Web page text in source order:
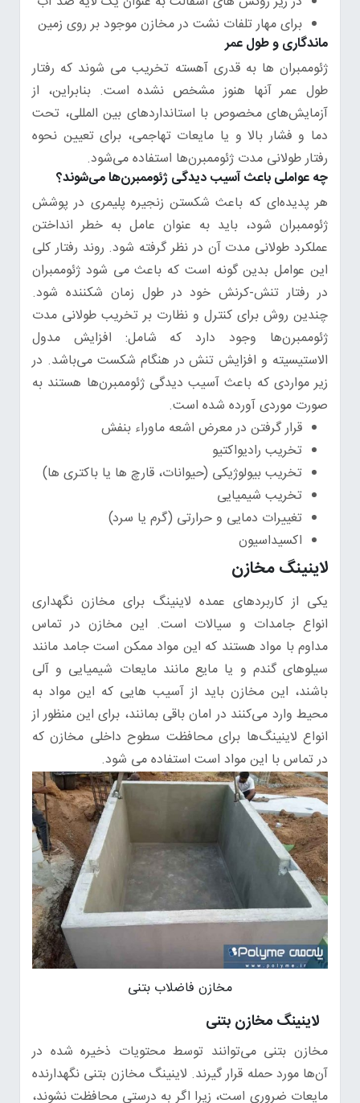
برای مهار تلفات نشت در مخازن موجود بر روی زمین
ماندگاری و طول عمر
ژئوممبران ها به قدری آهسته تخریب می شوند که رفتار
طول عمر آنها هنوز مشخص نشده است. بنابراین، از
آزمایش‌های مخصوص با استانداردهای بین المللی، تحت
دما و فشار بالا و یا مایعات تهاجمی، برای تعیین نحوه
رفتار طولانی مدت ژئوممبرن‌ها استفاده می‌شود.
چه عواملی باعث آسیب دیدگی ژئوممبرن‌ها می‌شوند؟
هر پدیده‌ای که باعث شکستن زنجیره پلیمری در پوشش
ژئوممبران شود، باید به عنوان عامل به خطر انداختن
عملکرد طولانی مدت آن در نظر گرفته شود. روند رفتار کلی
این عوامل بدین گونه است که باعث می شود ژئوممبران
در رفتار تنش-کرنش خود در طول زمان شکننده شود.
چندین روش برای کنترل و نظارت بر تخریب طولانی مدت
ژئوممبرن‌ها وجود دارد که شامل: افزایش مدول
الاستیسیته و افزایش تنش در هنگام شکست می‌باشد. در
زیر مواردی که باعث آسیب دیدگی ژئوممبرن‌ها هستند به
صورت موردی آورده شده است.
قرار گرفتن در معرض اشعه ماوراء بنفش
تخریب رادیواکتیو
تخریب بیولوژیکی (حیوانات، قارچ ها یا باکتری ها)
تخریب شیمیایی
تغییرات دمایی و حرارتی (گرم یا سرد)
اکسیداسیون
لاینینگ مخازن
یکی از کاربردهای عمده لاینینگ برای مخازن نگهداری
انواع جامدات و سیالات است. این مخازن در تماس
مداوم با مواد هستند که این مواد ممکن است جامد مانند
سیلوهای گندم و یا مایع مانند مایعات شیمیایی و آلی
باشند، این مخازن باید از آسیب هایی که این مواد به
محیط وارد می‌کنند در امان باقی بمانند، برای این منظور از
انواع لاینینگ‌ها برای محافظت سطوح داخلی مخازن که
در تماس با این مواد است استفاده می شود.
مخازن فاضلاب بتنی
لاینینگ مخازن بتنی
مخازن بتنی می‌توانند توسط محتویات ذخیره شده در
آن‌ها مورد حمله قرار گیرند. لاینینگ مخازن بتنی نگهدارنده
مایعات ضروری است، زیرا اگر به درستی محافظت نشوند،